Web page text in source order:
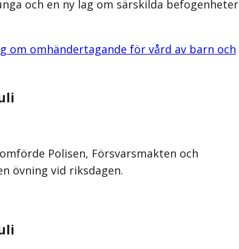
och en ny lag om särskilda befogenheter
omhändertagande för vård av barn och
Polisen, Försvarsmakten och
övning vid riksdagen.